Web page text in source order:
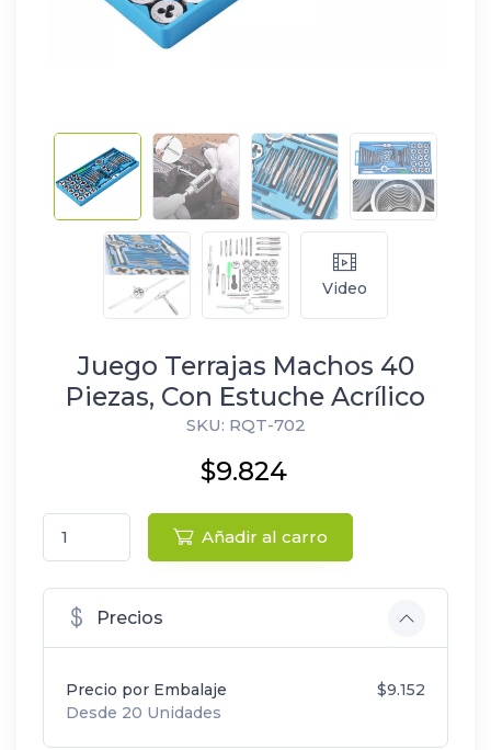
Video
Juego Terrajas Machos 40
Piezas, Con Estuche Acrílico
SKU: RQT-702
$9.824
Añadir al carro
Precios
Precio por Embalaje
Desde 20 Unidades
$9.152